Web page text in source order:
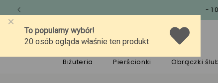
-
O marceJakośćPomoc
Biżuteria Pierścionki Obrączki